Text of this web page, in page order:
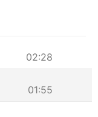
02:28
01:55